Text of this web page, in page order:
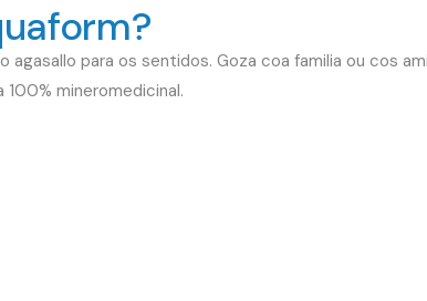
para os sentidos. Goza coa familia ou cos
mineromedicinal.